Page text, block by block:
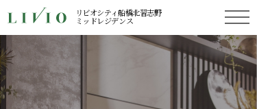
リビオシティ船橋北習志野
ミッドレジデンス